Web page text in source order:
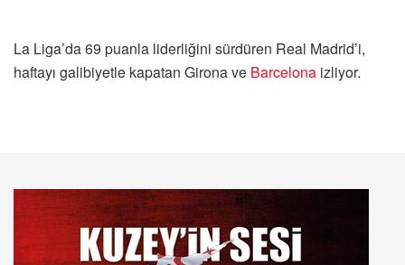
La Liga’da 69 puanla liderliğini sürdüren Real Madrid’i,
haftayı galibiyetle kapatan Girona ve Barcelona izliyor.